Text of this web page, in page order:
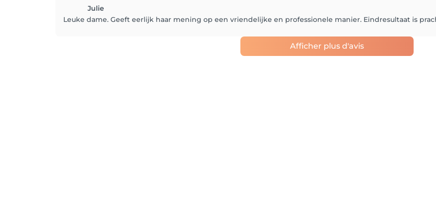
Julie
Leuke dame. Geeft eerlijk haar mening op een vriendelijke en professionele manier. Eindresultaat is
Afficher plus d'avis